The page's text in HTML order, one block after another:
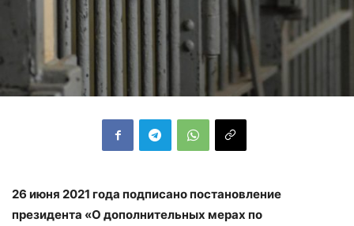
26 июня 2021 года подписано постановление
президента «О дополнительных мерах по